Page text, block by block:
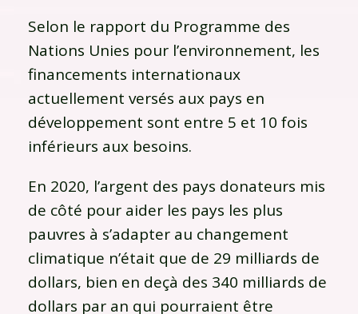
Selon le rapport du Programme des
Nations Unies pour l’environnement, les
financements internationaux
actuellement versés aux pays en
développement sont entre 5 et 10 fois
inférieurs aux besoins.
En 2020, l’argent des pays donateurs mis
de côté pour aider les pays les plus
pauvres à s’adapter au changement
climatique n’était que de 29 milliards de
dollars, bien en deçà des 340 milliards de
dollars par an qui pourraient être